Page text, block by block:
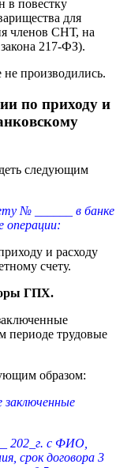
в повестку
для
членов СНТ, на
217-ФЗ).
производились.
по приходу и
следующим
№ ______ в банке
операции:
ГПХ.
периоде трудовые
образом:
заключенные
202_г. с ФИО,
срок договора 3